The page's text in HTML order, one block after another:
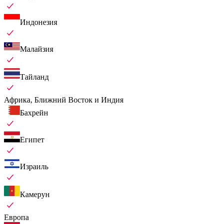
Индонезия
Малайзия
Тайланд
Африка, Ближний Восток и Индия
Бахрейн
Египет
Израиль
Камерун
Европа